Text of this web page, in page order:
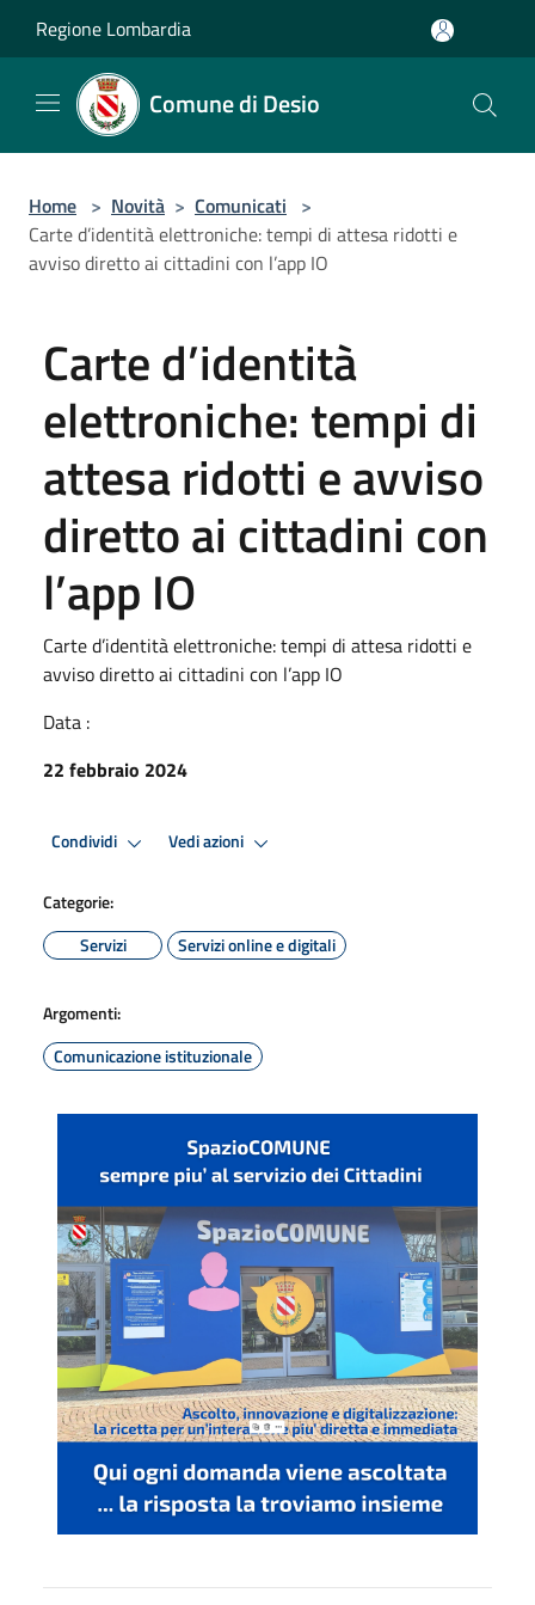
Regione Lombardia
Comune di Desio
Home > Novità > Comunicati >
Carte d’identità elettroniche: tempi di attesa ridotti e
avviso diretto ai cittadini con l’app IO
Carte d’identità
elettroniche: tempi di
attesa ridotti e avviso
diretto ai cittadini con
l’app IO
Carte d’identità elettroniche: tempi di attesa ridotti e
avviso diretto ai cittadini con l’app IO
Data :
22 febbraio 2024
Condividi Vedi azioni
Categorie:
Servizi
Servizi online e digitali
Argomenti:
Comunicazione istituzionale